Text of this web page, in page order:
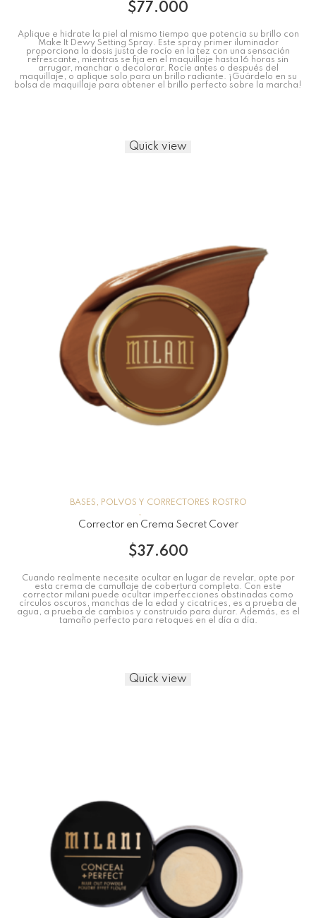
$77.000
Aplique e hidrate la piel al mismo tiempo que potencia su brillo con
Make It Dewy Setting Spray. Este spray primer iluminador
proporciona la dosis justa de rocío en la tez con una sensación
refrescante, mientras se fija en el maquillaje hasta 16 horas sin
arrugar, manchar o decolorar. Rocíe antes o después del
maquillaje, o aplique solo para un brillo radiante. ¡Guárdelo en su
bolsa de maquillaje para obtener el brillo perfecto sobre la marcha!
Quick view
BASES, POLVOS Y CORRECTORES ROSTRO
Corrector en Crema Secret Cover
$37.600
Cuando realmente necesite ocultar en lugar de revelar, opte por
esta crema de camuflaje de cobertura completa. Con este
corrector milani puede ocultar imperfecciones obstinadas como
círculos oscuros, manchas de la edad y cicatrices, es a prueba de
agua, a prueba de cambios y construido para durar. Además, es el
tamaño perfecto para retoques en el día a día.
Quick view